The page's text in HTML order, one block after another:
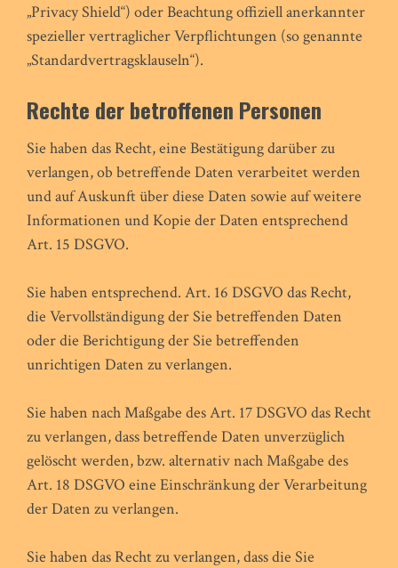
„Privacy Shield“) oder Beachtung offiziell anerkannter
spezieller vertraglicher Verpflichtungen (so genannte
„Standardvertragsklauseln“).
Rechte der betroffenen Personen
Sie haben das Recht, eine Bestätigung darüber zu
verlangen, ob betreffende Daten verarbeitet werden
und auf Auskunft über diese Daten sowie auf weitere
Informationen und Kopie der Daten entsprechend
Art. 15 DSGVO.
Sie haben entsprechend. Art. 16 DSGVO das Recht,
die Vervollständigung der Sie betreffenden Daten
oder die Berichtigung der Sie betreffenden
unrichtigen Daten zu verlangen.
Sie haben nach Maßgabe des Art. 17 DSGVO das Recht
zu verlangen, dass betreffende Daten unverzüglich
gelöscht werden, bzw. alternativ nach Maßgabe des
Art. 18 DSGVO eine Einschränkung der Verarbeitung
der Daten zu verlangen.
Sie haben das Recht zu verlangen, dass die Sie